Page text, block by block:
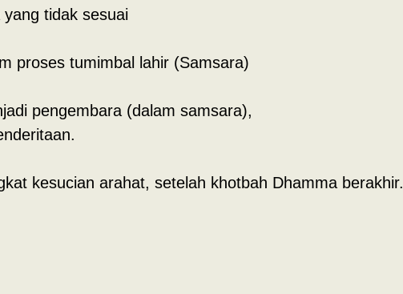
tidak sesuai
proses tumimbal lahir (Samsara)
pengembara (dalam samsara),
kesucian arahat, setelah khotbah Dhamma berakhir.